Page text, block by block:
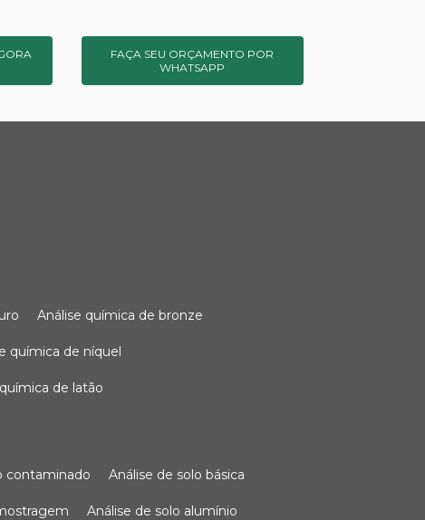
FAÇA SEU ORÇAMENTO POR
WHATSAPP
análise química de bronze
química de níquel
química de latão
contaminado análise de solo básica
análise de solo alumínio